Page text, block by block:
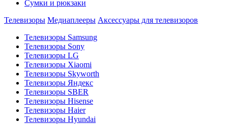
Сумки и рюкзаки
Телевизоры Медиаплееры Аксессуары для телевизоров
Телевизоры Samsung
Телевизоры Sony
Телевизоры LG
Телевизоры Xiaomi
Телевизоры Skyworth
Телевизоры Яндекс
Телевизоры SBER
Телевизоры Hisense
Телевизоры Haier
Телевизоры Hyundai